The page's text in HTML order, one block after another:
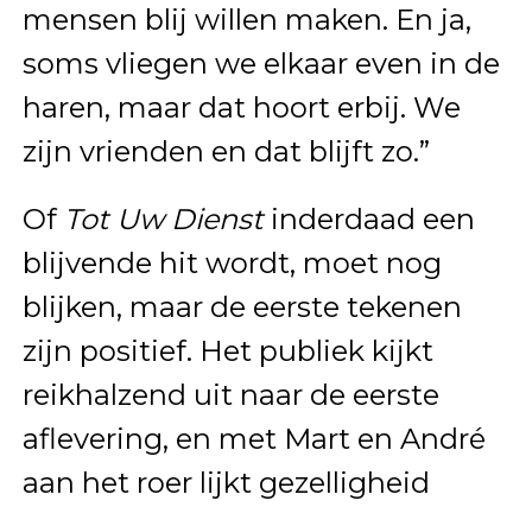
mensen blij willen maken. En ja,
soms vliegen we elkaar even in de
haren, maar dat hoort erbij. We
zijn vrienden en dat blijft zo.”
Of Tot Uw Dienstinderdaad een
blijvende hit wordt, moet nog
blijken, maar de eerste tekenen
zijn positief. Het publiek kijkt
reikhalzend uit naar de eerste
aflevering, en met Mart en André
aan het roer lijkt gezelligheid